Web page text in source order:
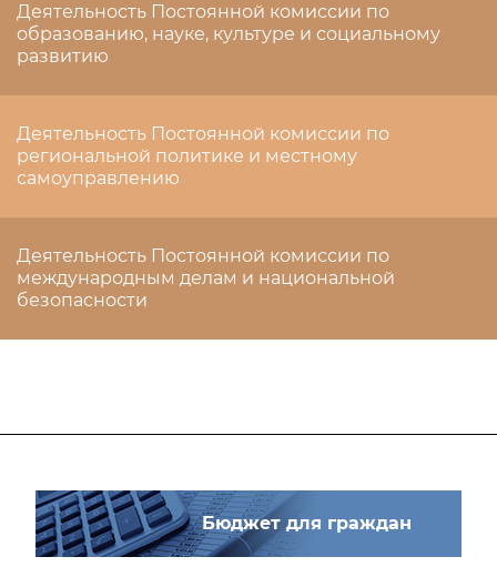
Деятельность Постоянной комиссии по
образованию, науке, культуре и социальному
развитию
Деятельность Постоянной комиссии по
региональной политике и местному
самоуправлению
Деятельность Постоянной комиссии по
международным делам и национальной
безопасности
Бюджет для граждан